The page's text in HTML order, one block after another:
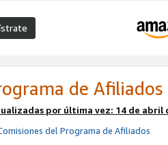
de Afiliados
por última vez: 14 de abril
del Programa de Afiliados